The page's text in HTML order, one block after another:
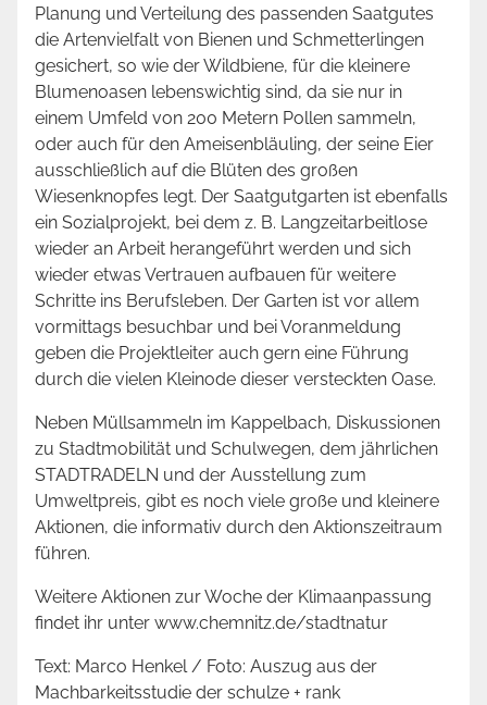
Planung und Verteilung des passenden Saatgutes
die Artenvielfalt von Bienen und Schmetterlingen
gesichert, so wie der Wildbiene, für die kleinere
Blumenoasen lebenswichtig sind, da sie nur in
einem Umfeld von 200 Metern Pollen sammeln,
oder auch für den Ameisenbläuling, der seine Eier
ausschließlich auf die Blüten des großen
Wiesenknopfes legt. Der Saatgutgarten ist ebenfalls
ein Sozialprojekt, bei dem z. B. Langzeitarbeitlose
wieder an Arbeit herangeführt werden und sich
wieder etwas Vertrauen aufbauen für weitere
Schritte ins Berufsleben. Der Garten ist vor allem
vormittags besuchbar und bei Voranmeldung
geben die Projektleiter auch gern eine Führung
durch die vielen Kleinode dieser versteckten Oase.
Neben Müllsammeln im Kappelbach, Diskussionen
zu Stadtmobilität und Schulwegen, dem jährlichen
STADTRADELN und der Ausstellung zum
Umweltpreis, gibt es noch viele große und kleinere
Aktionen, die informativ durch den Aktionszeitraum
führen.
Weitere Aktionen zur Woche der Klimaanpassung
findet ihr unter www.chemnitz.de/stadtnatur
Text: Marco Henkel / Foto: Auszug aus der
Machbarkeitsstudie der schulze + rank